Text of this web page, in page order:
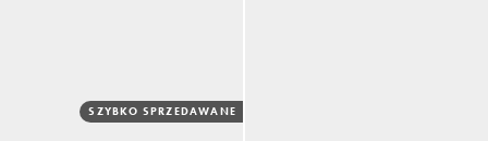
SZYBKO SPRZEDAWANE